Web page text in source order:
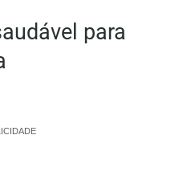
para